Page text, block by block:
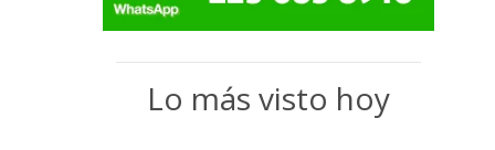
Lo más visto hoy